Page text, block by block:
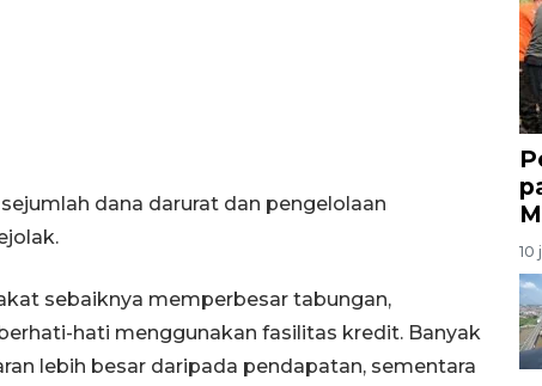
dana darurat dan pengelolaan
sebaiknya memperbesar tabungan,
hati menggunakan fasilitas kredit. Banyak
lebih besar daripada pendapatan, sementara
10